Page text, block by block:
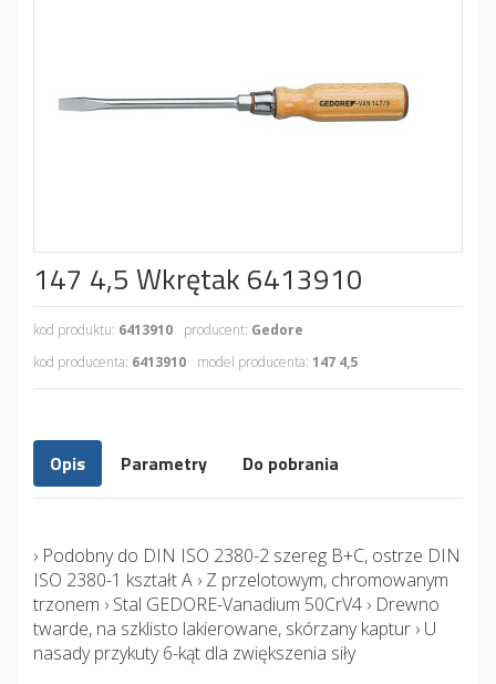
147 4,5 Wkrętak 6413910
kod produktu: 6413910 producent: Gedore
kod producenta: 6413910 model producenta: 147 4,5
Opis Parametry Do pobrania
› Podobny do DIN ISO 2380-2 szereg B+C, ostrze DIN
ISO 2380-1 kształt A › Z przelotowym, chromowanym
trzonem › Stal GEDORE-Vanadium 50CrV4 › Drewno
twarde, na szklisto lakierowane, skórzany kaptur › U
nasady przykuty 6-kąt dla zwiększenia siły